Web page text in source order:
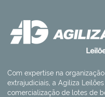
Com expertise na
extrajudiciais, a Agiliza
comercialização de lotes de